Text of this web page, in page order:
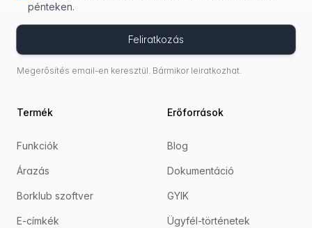
pénteken.
Feliratkozás
Megerősítés email-en keresztül. Bármikor leiratkozhat.
Termék
Funkciók
Árazás
Borklub szoftver
E-címkék
Erőforrások
Blog
Dokumentáció
GYIK
Ügyfél-történetek